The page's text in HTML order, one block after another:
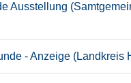
Ausstellung
- Anzeige (Landkreis